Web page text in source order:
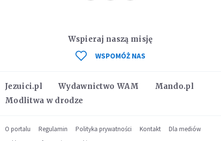
Jezuici.pl Wydawnictwo WAM
Mando.pl
Modlitwa w drodze
Wspieraj naszą misję
WSPOMÓŻ NAS
O portalu Regulamin Polityka prywatności Kontakt
Dla mediów